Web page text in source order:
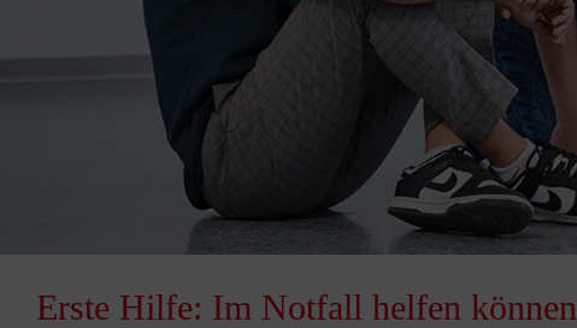
Erste Hilfe: Im Notfall helfen können